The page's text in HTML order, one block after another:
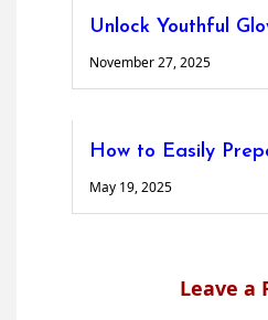
Unlock Youthful
November 27, 2025
How to Easily
May 19, 2025
Leave a